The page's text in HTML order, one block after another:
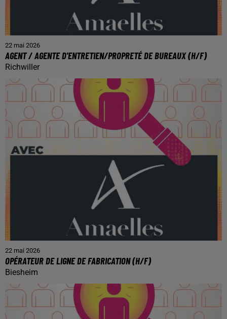
22 mai 2026
AGENT / AGENTE D'ENTRETIEN/PROPRETÉ DE BUREAUX (H/F)
Richwiller
22 mai 2026
OPÉRATEUR DE LIGNE DE FABRICATION (H/F)
Biesheim